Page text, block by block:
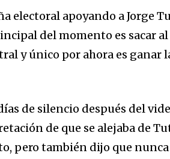
electoral apoyando a Jorge
del momento es sacar al
y único por ahora es ganar
de silencio después del
de que se alejaba de
pero también dijo que